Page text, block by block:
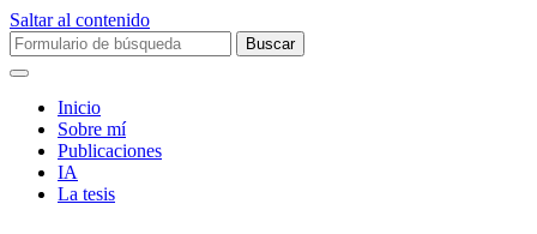
Saltar al contenido
Buscar:
Inicio
Sobre mí­
Publicaciones
IA
La tesis